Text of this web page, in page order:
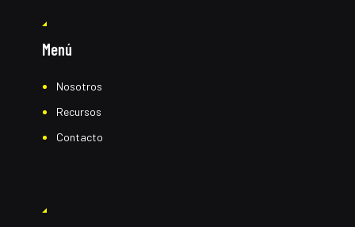
Menú
Nosotros
Recursos
Contacto